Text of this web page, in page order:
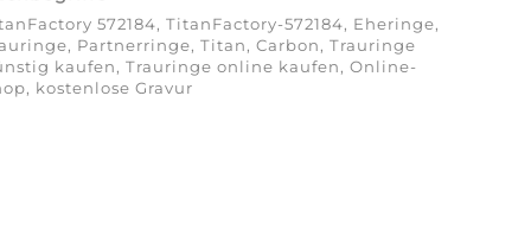
572184, TitanFactory-572184, Eheringe,
Partnerringe, Titan, Carbon, Trauringe
kaufen, Trauringe online kaufen, Online-
kostenlose Gravur